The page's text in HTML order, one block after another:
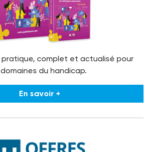
pratique, complet et actualisé pour
du handicap.
En savoir +